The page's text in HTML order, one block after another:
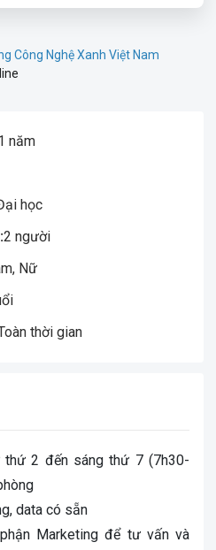
Công Nghệ Xanh Việt Nam
năm
học
2 người
Nữ
thời gian
thứ 2 đến sáng thứ 7 (7h30-
data có sẵn
Marketing để tư vấn và